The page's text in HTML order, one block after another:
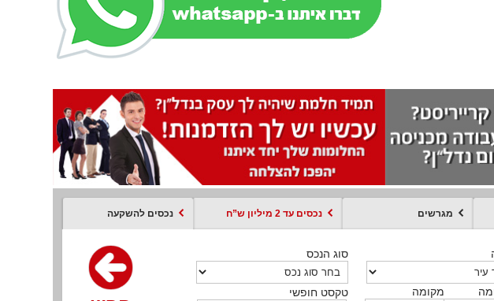
מגרשים נכסים עד 2 מיליון ש”ח נכסים להשקעה
מקומה
סוג הנכס
טקסט חופשי מקומה
סוג הנכס
טקסט חופשי מקומה
סוג הנכס
טקסט חופשי מקומה
סוג עסקה
טקסט חופשי
סוג הנכס
עד קומה
טקסט חופשי